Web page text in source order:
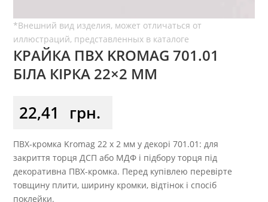
КРАЙКА ПВХ KROMAG 701.01
БІЛА КІРКА 22×2 ММ
22,41 грн.
ПВХ-кромка Kromag 22 x 2 мм у декорі 701.01: для
закриття торця ДСП або МДФ і підбору торця під
декоративна ПВХ-кромка. Перед купівлею перевірте
товщину плити, ширину кромки, відтінок і спосіб
поклейки.